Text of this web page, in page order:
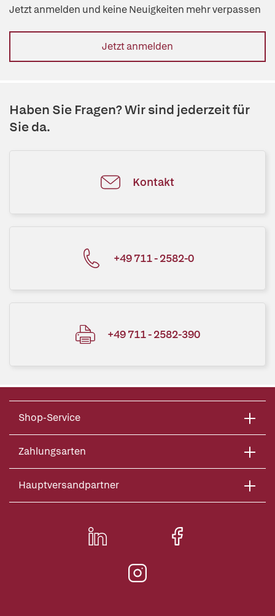
Jetzt anmelden und keine Neuigkeiten mehr verpassen
Jetzt anmelden
Haben Sie Fragen? Wir sind jederzeit für
Sie da.
Kontakt
+49 711 - 2582-0
+49 711 - 2582-390
Shop-Service
Zahlungsarten
Hauptversandpartner